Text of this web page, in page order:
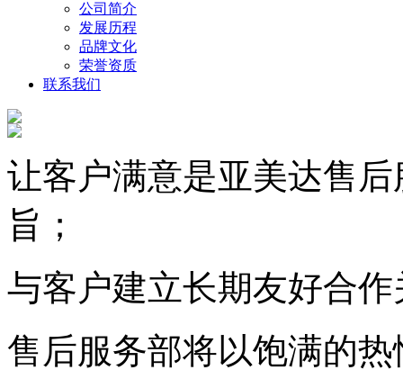
公司简介
发展历程
品牌文化
荣誉资质
联系我们
让客户满意是亚美达售
旨；
与客户建立长期友好合
售后服务部将以饱满的